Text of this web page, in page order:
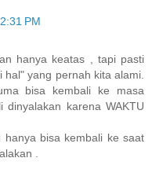
PM
hanya keatas , tapi pasti
yang pernah kita alami.
bisa kembali ke masa
karena WAKTU
hanya bisa kembali ke saat
.